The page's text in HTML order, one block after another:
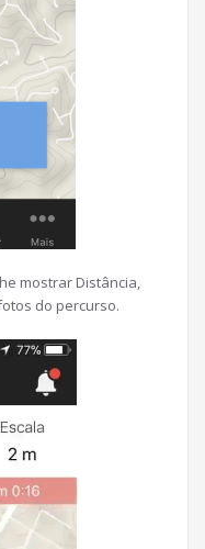
mostrar Distância,
do percurso.